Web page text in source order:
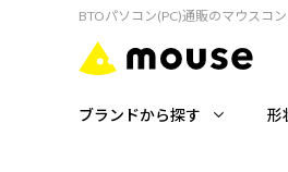
BTOパソコン(PC)通販のマウスコン
ブランドから探す 形